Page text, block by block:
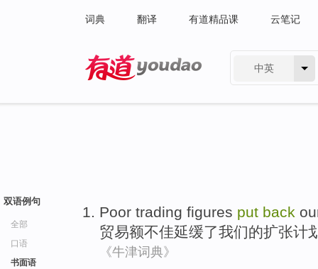
词典 翻译 有道精品课 云笔记
中英
双语例句
全部
口语
书面语
Poor trading figures put back
贸易额不佳延缓了我们的扩张计
《牛津词典》